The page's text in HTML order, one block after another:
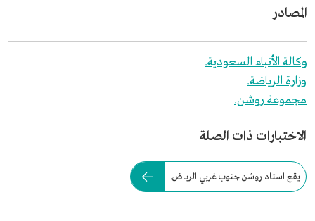
المصادر
وكالة الأنباء السعودية.
وزارة الرياضة.
مجموعة روشن.
الاختبارات ذات الصلة
يقع استاد روشن جنوب غربي الرياض.